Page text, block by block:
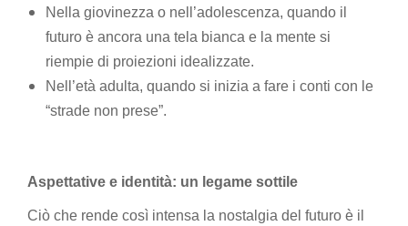
Nella giovinezza o nell’adolescenza, quando il
futuro è ancora una tela bianca e la mente si
riempie di proiezioni idealizzate.
Nell’età adulta, quando si inizia a fare i conti con le
“strade non prese”.
Aspettative e identità: un legame sottile
Ciò che rende così intensa la nostalgia del futuro è il